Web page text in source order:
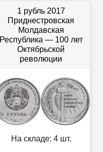
1 рубль 2017
Приднестровская
Молдавская
Республика — 100 лет
Октябрьской
революции
На складе: 4 шт.